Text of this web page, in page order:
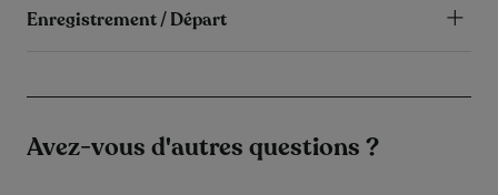
Enregistrement / Départ
Avez-vous d'autres questions ?